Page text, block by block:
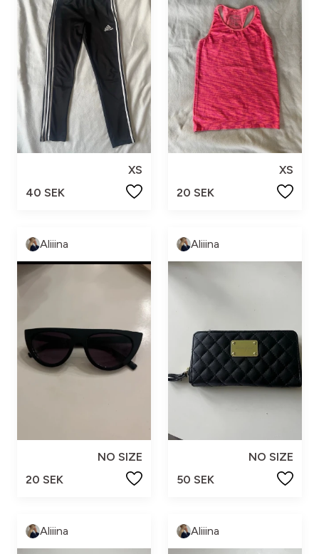
XS
40 SEK
XS
20 SEK
Aliiina
NO SIZE
20 SEK
Aliiina
NO SIZE
50 SEK
Aliiina Aliiina